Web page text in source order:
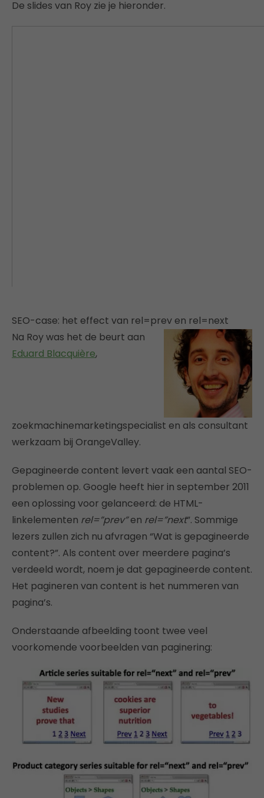
De slides van Roy zie je hieronder.
SEO-case: het effect van rel=prev en rel=next
Na Roy was het de beurt aan
Eduard Blacquière,
zoekmachinemarketingspecialist en als consultant
werkzaam bij OrangeValley.
Gepagineerde content levert vaak een aantal SEO-
problemen op. Google heeft hier in september 2011
een oplossing voor gelanceerd: de HTML-
linkelementen rel=”prev”en rel=”next”. Sommige
lezers zullen zich nu afvragen “Wat is gepagineerde
content?”. Als content over meerdere pagina’s
verdeeld wordt, noem je dat gepagineerde content.
Het pagineren van content is het nummeren van
pagina’s.
Onderstaande afbeelding toont twee veel
voorkomende voorbeelden van paginering: